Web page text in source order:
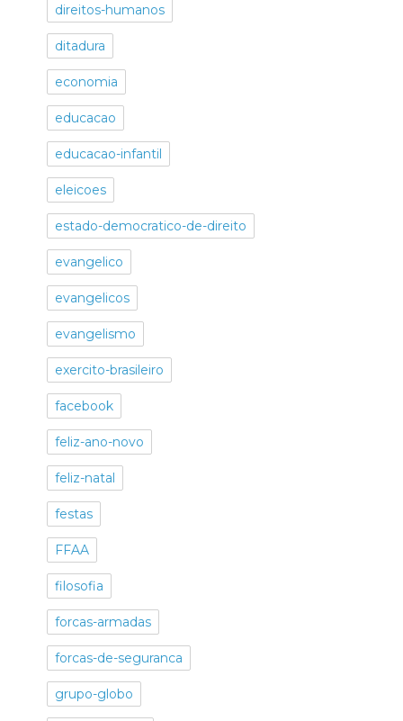
direitos-humanos
ditadura
economia
educacao
educacao-infantil
eleicoes
estado-democratico-de-direito
evangelico
evangelicos
evangelismo
exercito-brasileiro
facebook
feliz-ano-novo
feliz-natal
festas
FFAA
filosofia
forcas-armadas
forcas-de-seguranca
grupo-globo